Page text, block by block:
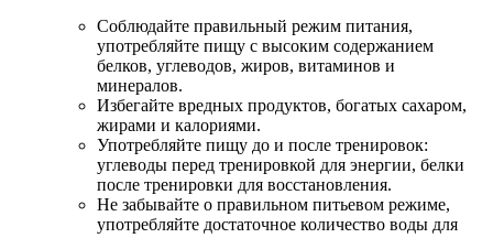
Соблюдайте правильный режим питания,
употребляйте пищу с высоким содержанием
белков, углеводов, жиров, витаминов и
минералов.
Избегайте вредных продуктов, богатых сахаром,
жирами и калориями.
Употребляйте пищу до и после тренировок:
углеводы перед тренировкой для энергии, белки
после тренировки для восстановления.
Не забывайте о правильном питьевом режиме,
употребляйте достаточное количество воды для